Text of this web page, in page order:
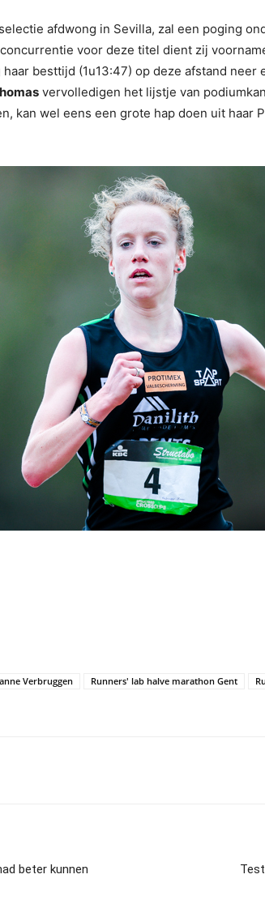
afdwong in Sevilla, zal een poging
voor deze titel dient zij
besttijd (1u13:47) op deze afstand
vervolledigen het lijstje van
kan wel eens een grote hap doen uit haar
Verbruggen Runners' lab halve marathon Gent
beter kunnen